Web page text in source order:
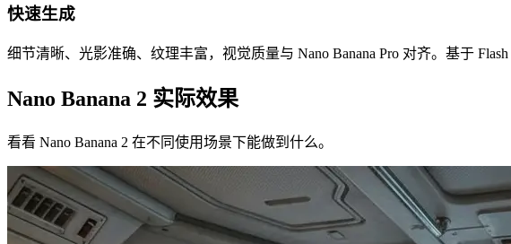
快速生成
细节清晰、光影准确、纹理丰富，视觉质量与 Nano Banana Pro 对齐。基于
Nano Banana 2 实际效果
看看 Nano Banana 2 在不同使用场景下能做到什么。